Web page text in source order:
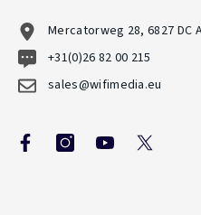
Mercatorweg 28, 6827 DC
+31(0)26 82 00 215
sales@wifimedia.eu